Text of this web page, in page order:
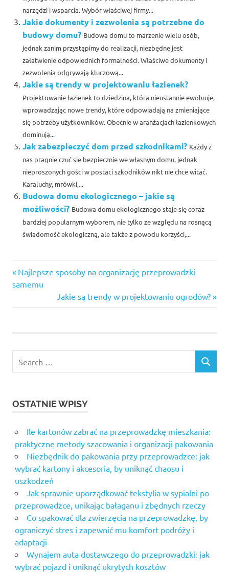
narzędzi i wsparcia. Wybór właściwej firmy...
Jakie dokumenty i zezwolenia są potrzebne do
budowy domu? Budowa domu to marzenie wielu osób,
jednak zanim przystąpimy do realizacji, niezbędne jest
załatwienie odpowiednich formalności. Właściwe dokumenty i
zezwolenia odgrywają kluczową...
Jakie są trendy w projektowaniu łazienek?
Projektowanie łazienek to dziedzina, która nieustannie ewoluuje,
wprowadzając nowe trendy, które odpowiadają na zmieniające
się potrzeby użytkowników. Obecnie w aranżacjach łazienkowych
dominują...
Jak zabezpieczyć dom przed szkodnikami? Każdy z
nas pragnie czuć się bezpiecznie we własnym domu, jednak
nieproszonych gości w postaci szkodników nikt nie chce witać.
Karaluchy, mrówki,...
Budowa domu ekologicznego – jakie są
możliwości? Budowa domu ekologicznego staje się coraz
bardziej popularnym wyborem, nie tylko ze względu na rosnącą
świadomość ekologiczną, ale także z powodu korzyści,...
Nawigacja
Previous
Post:
Najlepsze sposoby na organizację przeprowadzki
samemu
Next
Post:
Jakie są trendy w projektowaniu ogrodów?
for:
SEARCH
OSTATNIE WPISY
Ile kartonów zabrać na przeprowadzkę mieszkania:
praktyczne metody szacowania i organizacji pakowania
Niezbędnik do pakowania przy przeprowadzce: jak
wybrać kartony i akcesoria, by uniknąć chaosu i
uszkodzeń
Jak sprawnie uporządkować tekstylia w sypialni po
przeprowadzce, unikając bałaganu i zbędnych rzeczy
Co spakować dla zwierzęcia na przeprowadzkę, by
ograniczyć stres i zapewnić mu komfort podróży i
adaptacji
Wynajem auta dostawczego do przeprowadzki: jak
wybrać pojazd i uniknąć ukrytych kosztów